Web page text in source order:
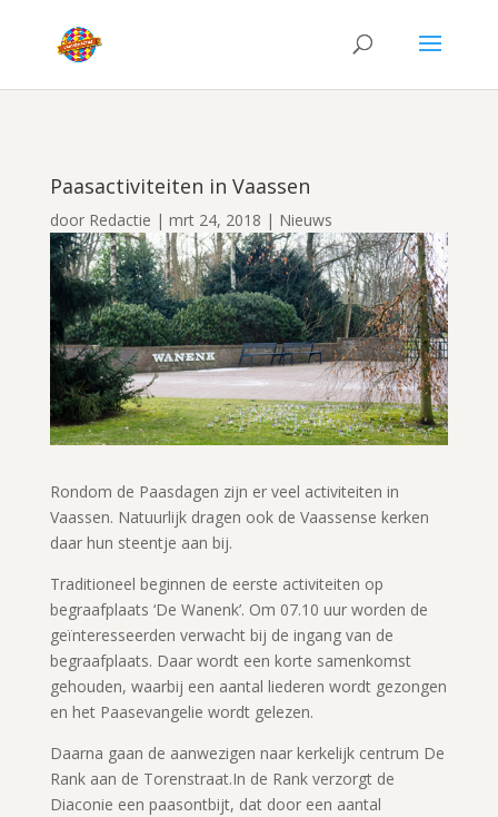
Paasactiviteiten in Vaassen
door Redactie | mrt 24, 2018 | Nieuws
Rondom de Paasdagen zijn er veel activiteiten in
Vaassen. Natuurlijk dragen ook de Vaassense kerken
daar hun steentje aan bij.
Traditioneel beginnen de eerste activiteiten op
begraafplaats ‘De Wanenk’. Om 07.10 uur worden de
geïnteresseerden verwacht bij de ingang van de
begraafplaats. Daar wordt een korte samenkomst
gehouden, waarbij een aantal liederen wordt gezongen
en het Paasevangelie wordt gelezen.
Daarna gaan de aanwezigen naar kerkelijk centrum De
Rank aan de Torenstraat.In de Rank verzorgt de
Diaconie een paasontbijt, dat door een aantal